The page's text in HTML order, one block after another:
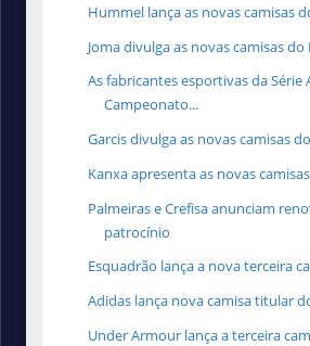
Hummel lança as novas camisas
Joma divulga as novas camisas do
As fabricantes esportivas da Série
Campeonato...
Garcis divulga as novas camisas
Kanxa apresenta as novas
Palmeiras e Crefisa anunciam
patrocínio
Esquadrão lança a nova terceira
Adidas lança nova camisa titular
Under Armour lança a terceira